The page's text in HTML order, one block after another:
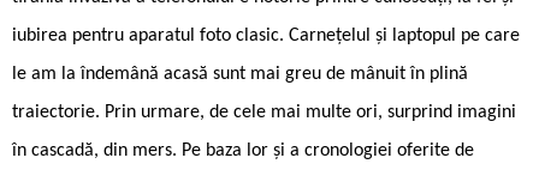
iubirea pentru aparatul foto clasic. Carnețelul și laptopul pe care
le am la îndemână acasă sunt mai greu de mânuit în plină
traiectorie. Prin urmare, de cele mai multe ori, surprind imagini
în cascadă, din mers. Pe baza lor și a cronologiei oferite de